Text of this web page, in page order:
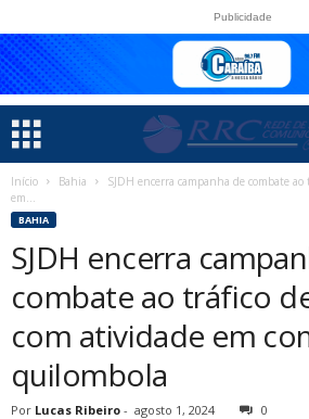
Publicidade
Início Bahia
SJDH encerra campanha de combate
em...
BAHIA
SJDH encerra
combate ao tráfico
com atividade em
quilombola
Por Lucas Ribeiro - agosto 1, 2024 0